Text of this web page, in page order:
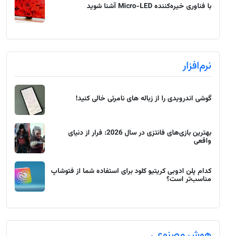
با فناوری خیره‌کننده Micro-LED آشنا شوید
نرم‌افزار
گوشی اندرویدی را از زباله های نامرئی خالی کنید!
بهترین بازی‌های فانتزی در سال 2026: فرار از دنیای
واقعی
کدام پلن ادوبی کریتیو کلود برای استفاده شما از فتوشاپ
مناسب‌تر است؟